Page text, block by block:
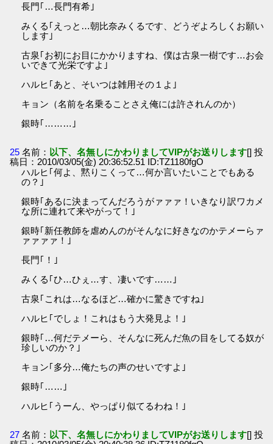
長門｢…長門有希｣
みくる｢えっと…朝比奈みくるです、どうぞよろしくお願い
します｣
古泉｢お初にお目にかかりますね、僕は古泉一樹です…お会
いできて光栄ですよ｣
ハルヒ｢あと、そいつは雑用その１よ｣
キョン（名前を名乗ることさえ俺には許されんのか）
銀時｢………｣
25 名前： 以下、名無しにかわりましてVIPがお送りします[] 投
稿日：2010/03/05(金) 20:36:52.51 ID:TZ1180fgO
ハルヒ｢何よ、黙りこくって…何か言いたいことでもある
の？｣
銀時｢あるに決まってんだろうがァァァ！いきなり訳ワカメ
な所に連れて来やがって！｣
銀時｢新任教師を虐めんのがそんなに好きなのかテメーらァ
ァァァァ！｣
長門｢！｣
みくる｢ひ…ひぇ…す、凄いです……｣
古泉｢これは…なるほど…確かに驚きですね｣
ハルヒ｢でしょ！これはもう大発見よ！｣
銀時｢…何だテメーら、そんなに死んだ魚の目をしてる奴が
珍しいのか？｣
キョン｢多分…俺たちの声のせいですよ｣
銀時｢……｣
ハルヒ｢うーん、やっぱり似てるわね！｣
27 名前： 以下、名無しにかわりましてVIPがお送りします[] 投